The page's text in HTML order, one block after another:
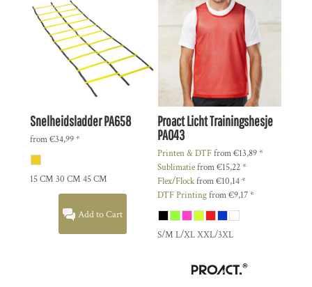
SnelheidsladderPA658
from€34,99*
15 CM 30 CM 45 CM
Add to Cart
ProactLicht Trainingshesje
PA043
Printen & DTFfrom€13,89*
Sublimatiefrom€15,22*
Flex/Flockfrom€10,14*
DTF Printingfrom€9,17*
S/M L/XL XXL/3XL